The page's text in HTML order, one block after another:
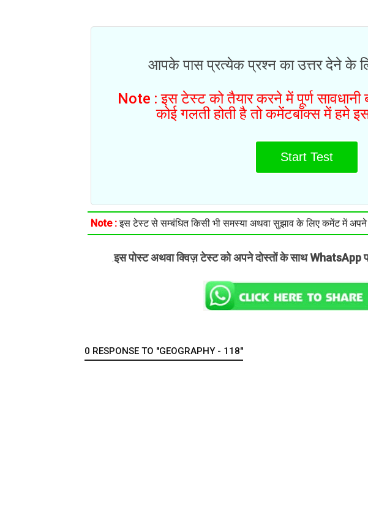
आपके पास प्रत्येक प्रश्न का उत्तर देने के
Note : इस टेस्ट को तैयार करने में पूर्ण सावधानी
कोई गलती होती है तो कमेंटबॉक्स में हमे
Start Test
Note :इस टेस्ट से सम्बंधित किसी भी समस्या अथवा सुझाव के लिए कमेंट में अपने
.इस पोस्ट अथवा क्विज़ टेस्ट को अपने दोस्तों के साथ WhatsApp
0 RESPONSE TO "GEOGRAPHY - 118"